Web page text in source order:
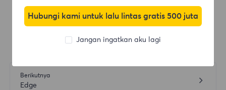
Berikutnya
Edge
Hubungi kami untuk lalu lintas gratis 500 juta
Jangan ingatkan aku lagi